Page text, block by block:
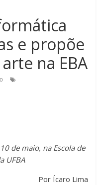
e propõe
na EBA
de maio, na Escola de
UFBA
Por Ícaro Lima